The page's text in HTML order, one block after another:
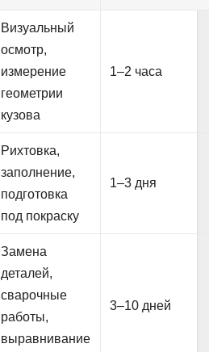
Визуальный
осмотр,
измерение
геометрии
кузова
1–2 часа
Рихтовка,
заполнение,
подготовка
под покраску
1–3 дня
Замена
деталей,
сварочные
работы,
выравнивание
3–10 дней